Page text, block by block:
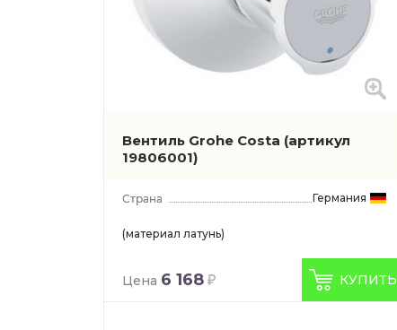
Вентиль Grohe Costa (артикул
19806001)
Германия
(материал латунь)
Цена 6 168 КУПИТЬ